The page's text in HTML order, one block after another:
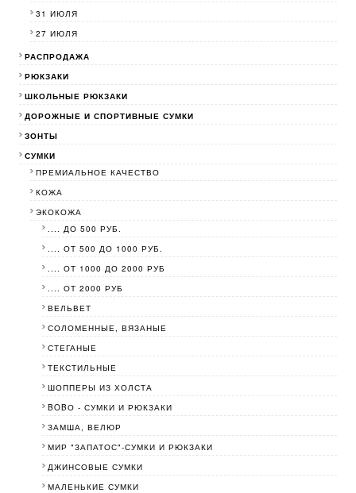
31 ИЮЛЯ
27 ИЮЛЯ
РАСПРОДАЖА
РЮКЗАКИ
ШКОЛЬНЫЕ РЮКЗАКИ
ДОРОЖНЫЕ И СПОРТИВНЫЕ СУМКИ
ЗОНТЫ
СУМКИ
ПРЕМИАЛЬНОЕ КАЧЕСТВО
КОЖА
ЭКОКОЖА
.... ДО 500 РУБ.
.... ОТ 500 ДО 1000 РУБ.
.... ОТ 1000 ДО 2000 РУБ
.... ОТ 2000 РУБ
ВЕЛЬВЕТ
СОЛОМЕННЫЕ, ВЯЗАНЫЕ
СТЕГАНЫЕ
ТЕКСТИЛЬНЫЕ
ШОППЕРЫ ИЗ ХОЛСТА
BOBО - СУМКИ И РЮКЗАКИ
ЗАМША, ВЕЛЮР
МИР "ЗАПАТОС"-СУМКИ И РЮКЗАКИ
ДЖИНСОВЫЕ СУМКИ
МАЛЕНЬКИЕ СУМКИ